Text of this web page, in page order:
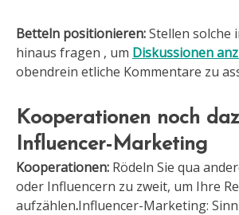
Betteln positionieren:Stellen solche
hinaus fragen , um Diskussionen
obendrein etliche Kommentare zu
Kooperationen noch
Influencer-Marketing
Kooperationen: Rödeln Sie qua
oder Influencern zu zweit, um Ihre
aufzählen.Influencer-Marketing: